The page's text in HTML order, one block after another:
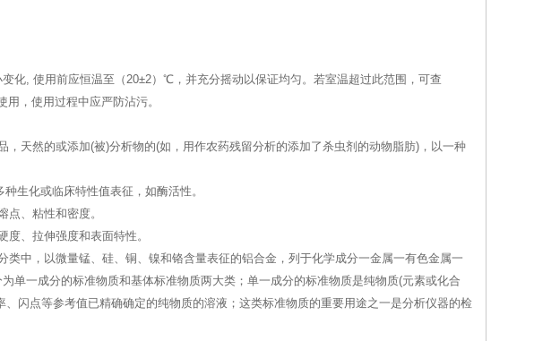
化, 使用前应恒温至（20±2）℃，并充分摇动以保证均匀。若室温超过此范围，可查
，使用过程中应严防沾污。
天然的或添加(被)分析物的(如，用作农药残留分析的添加了杀虫剂的动物脂肪)，以一种
生化或临床特性值表征，如酶活性。
点、粘性和密度。
、拉伸强度和表面特性。
中，以微量锰、硅、铜、镍和铬含量表征的铝合金，列于化学成分一金属一有色金属一
单一成分的标准物质和基体标准物质两大类；单一成分的标准物质是纯物质(元素或化合
闪点等参考值已精确确定的纯物质的溶液；这类标准物质的重要用途之一是分析仪器的检